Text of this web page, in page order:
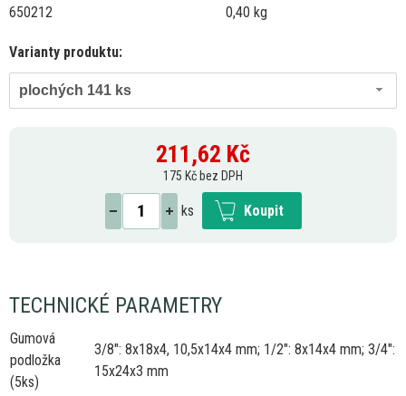
650212 0,40 kg
Varianty produktu:
plochých 141 ks
211,62 Kč
175 Kč bez DPH
ks Koupit
TECHNICKÉ PARAMETRY
Gumová
podložka
(5ks)
3/8": 8x18x4, 10,5x14x4 mm; 1/2": 8x14x4 mm; 3/4":
15x24x3 mm